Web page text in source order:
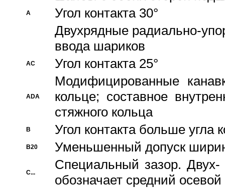
A
Угол контакта 30°
Двухрядные радиально-
ввода шариков
AC Угол контакта 25°
ADA
Модифицированные
кольце; составное
стяжного кольца
B Угол контакта больше угла
B20 Уменьшенный допуск
C...
Специальный зазор.
обозначает средний